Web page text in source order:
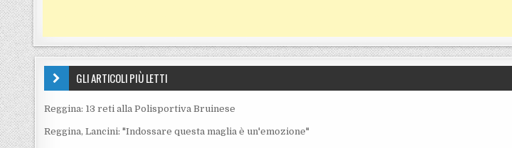
GLI ARTICOLI PIÙ LETTI
Reggina: 13 reti alla Polisportiva Bruinese
Reggina, Lancini: "Indossare questa maglia è un'emozione"